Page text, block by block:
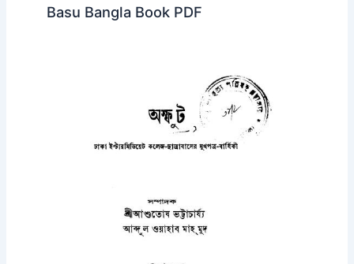
Basu Bangla Book PDF